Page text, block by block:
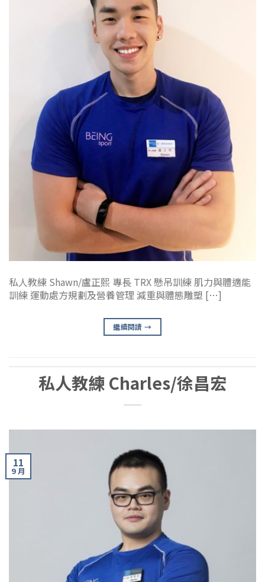
私人教練 Shawn/盧正熙 專長 TRX 懸吊訓練 肌力與體適能
訓練 運動處方規劃及營養管理 減重與體態雕塑 […]
繼續閱讀→
私人教練 Charles/徐昌宏
11
9 月